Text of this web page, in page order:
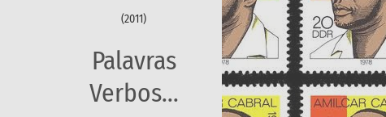
(2011)
Palavras
Verbos...